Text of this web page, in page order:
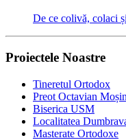
De ce colivă, colaci
Proiectele Noastre
Tineretul Ortodox
Preot Octavian Moșin
Biserica USM
Localitatea
Masterate Ortodoxe